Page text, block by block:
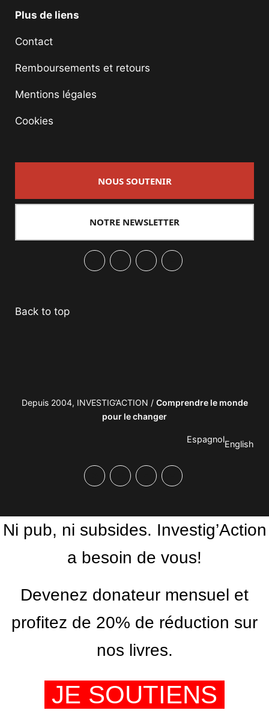
Plus de liens
Contact
Remboursements et retours
Mentions légales
Cookies
NOUS SOUTENIR
NOTRE NEWSLETTER
Back to top
Depuis 2004, INVESTIG’ACTION / Comprendre le monde
pour le changer
EspagnolEnglish
Ni pub, ni subsides. Investig’Action
a besoin de vous!
Devenez donateur mensuel et
profitez de 20% de réduction sur
nos livres.
JE SOUTIENS